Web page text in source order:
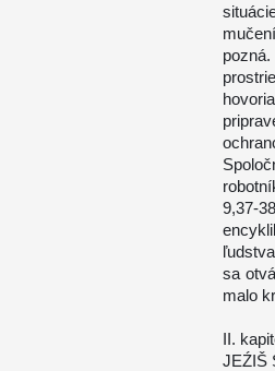
9,37-
sa
malo
II.
JEŹIŠ